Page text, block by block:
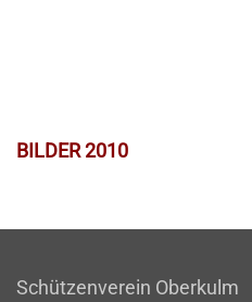
BILDER 2010
Schützenverein Oberkulm